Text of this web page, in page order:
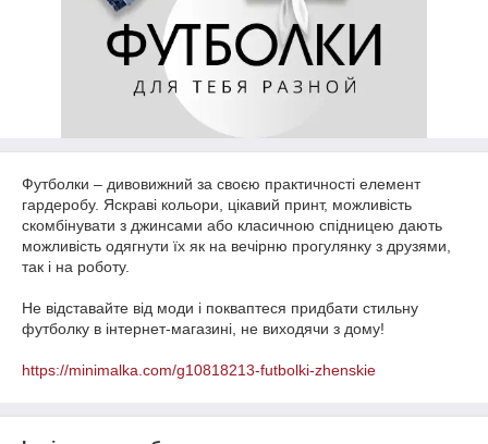
Футболки – дивовижний за своєю практичності елемент
гардеробу. Яскраві кольори, цікавий принт, можливість
скомбінувати з джинсами або класичною спідницею дають
можливість одягнути їх як на вечірню прогулянку з друзями,
так і на роботу.
Не відставайте від моди і покваптеся придбати стильну
футболку в інтернет-магазині, не виходячи з дому!
https://minimalka.com/g10818213-futbolki-zhenskie